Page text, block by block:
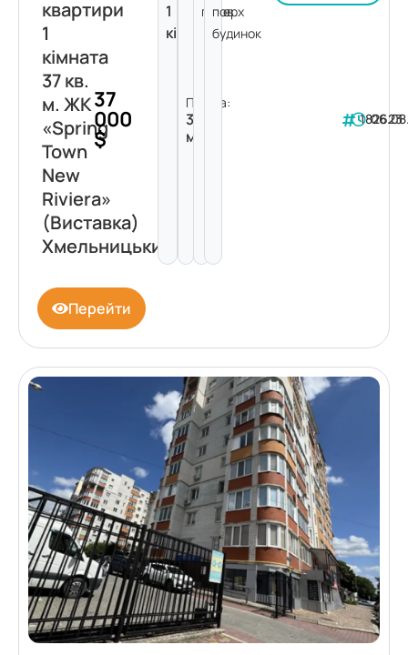
квартири
1
кімната
37 кв.
м. ЖК
«Spring
Town
New
Riviera»
(Виставка)
Хмельницький
37
000
$
1
кімната
Площа:
37
м²
поверх
пов.
будинок
182623
Перейти